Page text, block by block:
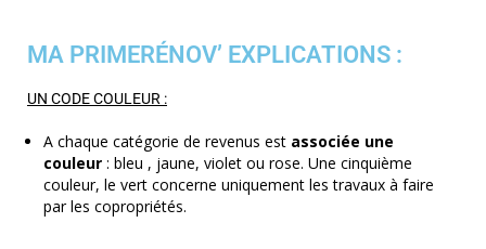
MA PRIMERÉNOV’ EXPLICATIONS :
UN CODE COULEUR :
A chaque catégorie de revenus est associée une
couleur : bleu , jaune, violet ou rose. Une cinquième
couleur, le vert concerne uniquement les travaux à faire
par les copropriétés.